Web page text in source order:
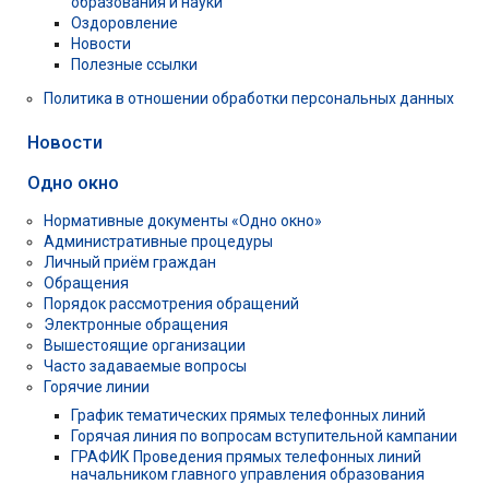
Оздоровление
Новости
Полезные ссылки
Политика в отношении обработки персональных данных
Новости
Одно окно
Нормативные документы «Одно окно»
Административные процедуры
Личный приём граждан
Обращения
Порядок рассмотрения обращений
Электронные обращения
Вышестоящие организации
Часто задаваемые вопросы
Горячие линии
График тематических прямых телефонных линий
Горячая линия по вопросам вступительной кампании
ГРАФИК Проведения прямых телефонных линий
начальником главного управления образования